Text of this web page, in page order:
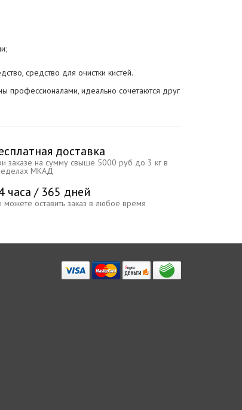
средство для очистки кистей.
профессионалами, идеально сочетаются друг
доставка
заказе на сумму свыше 5000 руб до 3 кг в
МКАД
часа / 365 дней
можете оставить заказ в любое время